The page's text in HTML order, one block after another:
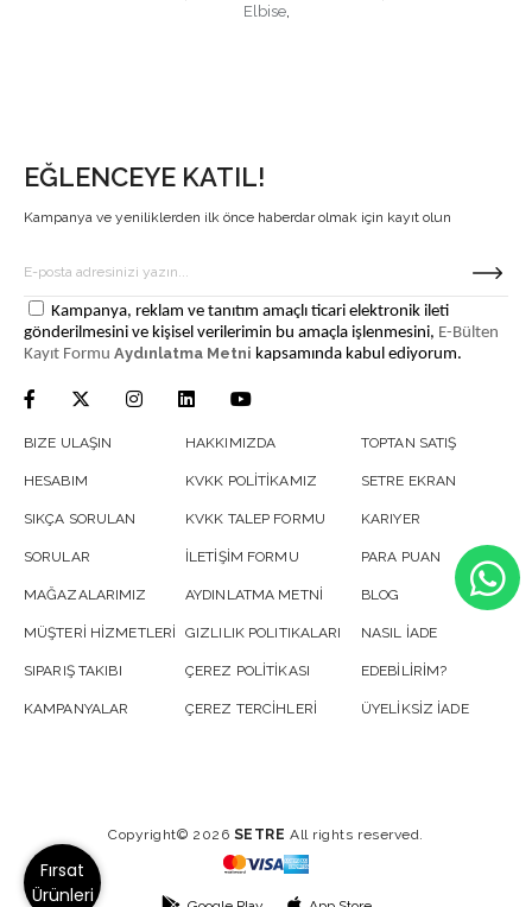
Elbise,
EĞLENCEYE KATIL!
Kampanya ve yeniliklerden ilk önce haberdar olmak için kayıt olun
Kampanya, reklam ve tanıtım amaçlı ticari elektronik ileti
gönderilmesini ve kişisel verilerimin bu amaçla işlenmesini, E-Bülten
Kayıt Formu Aydınlatma Metni kapsamında kabul ediyorum.
BIZE ULAŞIN
HESABIM
SIKÇA SORULAN
SORULAR
MAĞAZALARIMIZ
MÜŞTERİ HİZMETLERİ
SIPARIŞ TAKIBI
KAMPANYALAR
HAKKIMIZDA
KVKK POLİTİKAMIZ
KVKK TALEP FORMU
İLETİŞİM FORMU
AYDINLATMA METNİ
GIZLILIK POLITIKALARI
ÇEREZ POLİTİKASI
ÇEREZ TERCİHLERİ
TOPTAN SATIŞ
SETRE EKRAN
KARIYER
PARA PUAN
BLOG
NASIL İADE
EDEBİLİRİM?
ÜYELİKSİZ İADE
Copyright© 2026 SETRE All rights reserved.
Fırsat
Ürünleri